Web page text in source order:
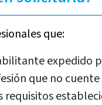
que:
expedido
que no
requisitos